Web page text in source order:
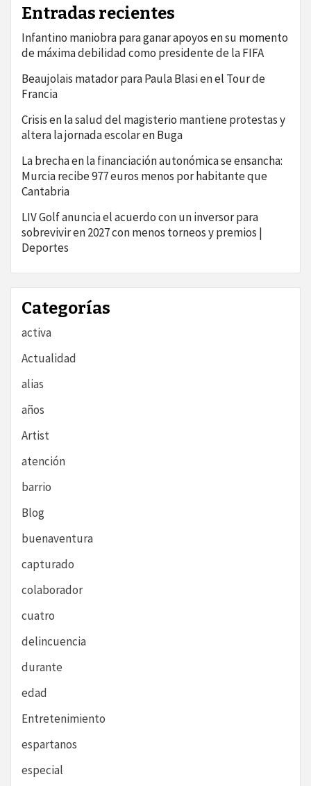
Entradas recientes
Infantino maniobra para ganar apoyos en su momento
de máxima debilidad como presidente de la FIFA
Beaujolais matador para Paula Blasi en el Tour de
Francia
Crisis en la salud del magisterio mantiene protestas y
altera la jornada escolar en Buga
La brecha en la financiación autonómica se ensancha:
Murcia recibe 977 euros menos por habitante que
Cantabria
LIV Golf anuncia el acuerdo con un inversor para
sobrevivir en 2027 con menos torneos y premios |
Deportes
Categorías
activa
Actualidad
alias
años
Artist
atención
barrio
Blog
buenaventura
capturado
colaborador
cuatro
delincuencia
durante
edad
Entretenimiento
espartanos
especial